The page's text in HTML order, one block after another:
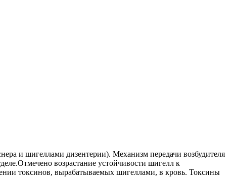
и шигеллами дизентерии). Механизм передачи возбудителя
возрастание устойчивости шигелл к
токсинов, вырабатываемых шигеллами, в кровь. Токсины